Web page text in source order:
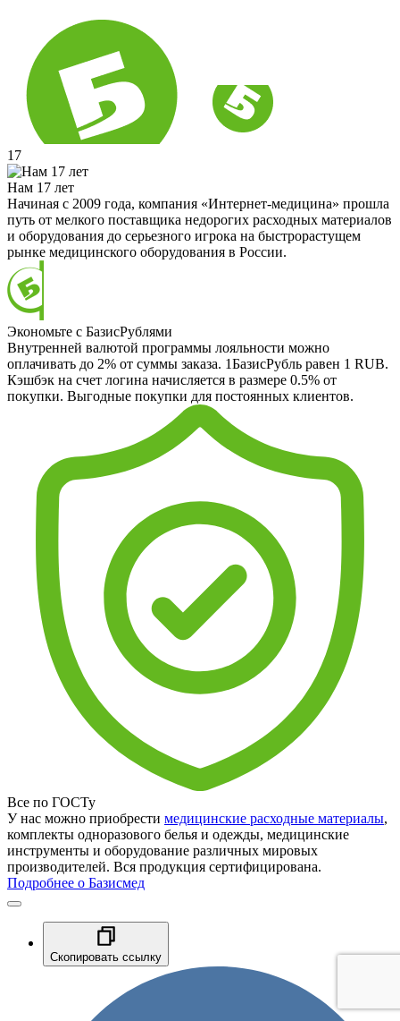
17
Нам 17 лет
Начиная с 2009 года, компания «Интернет-медицина» прошла
путь от мелкого поставщика недорогих расходных материалов
и оборудования до серьезного игрока на быстрорастущем
рынке медицинского оборудования в России.
Экономьте с БазисРублями
Внутренней валютой программы лояльности можно
оплачивать до 2% от суммы заказа. 1БазисРубль равен 1 RUB.
Кэшбэк на счет логина начисляется в размере 0.5% от
покупки. Выгодные покупки для постоянных клиентов.
Все по ГОСТу
У нас можно приобрести медицинские расходные материалы,
комплекты одноразового белья и одежды, медицинские
инструменты и оборудование различных мировых
производителей. Вся продукция сертифицирована.
Подробнее о Базисмед
Скопировать ссылку